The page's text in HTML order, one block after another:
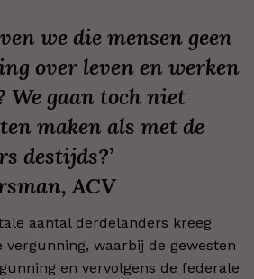
we die mensen geen
over leven en werken
We gaan toch niet
maken als met de
destijds?’
ACV
aantal derdelanders kreeg
vergunning, waarbij de gewesten
en vervolgens de federale